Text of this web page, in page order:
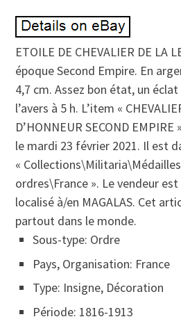
ETOILE DE CHEVALIER DE LA
époque Second Empire. En
4,7 cm. Assez bon état, un éclat
l’avers à 5 h. L’item «
D’HONNEUR SECOND
le mardi 23 février 2021. Il est
«
ordres\France ». Le vendeur
localisé à/en MAGALAS. Cet
partout dans le monde.
Sous-type: Ordre
Pays, Organisation: France
Type: Insigne, Décoration
Période: 1816-1913